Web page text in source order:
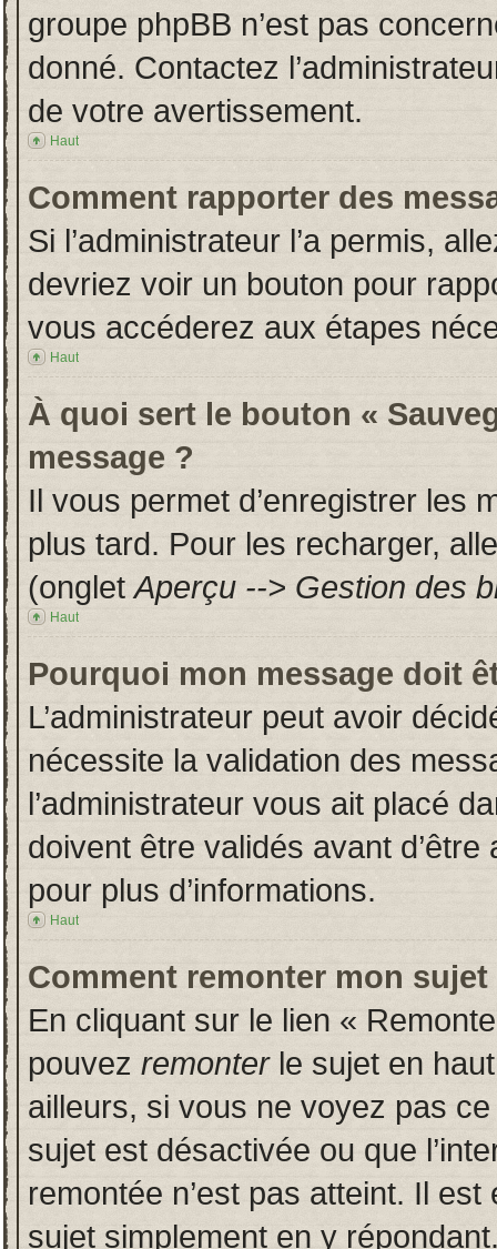
groupe phpBB n’est pas
donné. Contactez
de votre avertissement.
Haut
Comment rapporter des
Si l’administrateur l’a permis,
devriez voir un bouton pour
vous accéderez aux étapes
Haut
À quoi sert le bouton «
message ?
Il vous permet d’enregistrer les
plus tard. Pour les recharger,
(ongletAperçu --> Gestion des
Haut
Pourquoi mon message doit
L’administrateur peut avoir
nécessite la validation des
l’administrateur vous ait placé
doivent être validés avant
pour plus d’informations.
Haut
Comment remonter mon sujet
En cliquant sur le lien «
pouvez remonterle sujet en
ailleurs, si vous ne voyez pas
sujet est désactivée ou que
remontée n’est pas atteint. Il
sujet simplement en y